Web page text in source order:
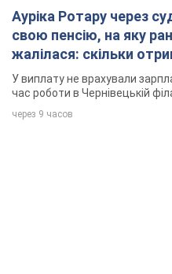
Ауріка Ротару через
свою пенсію, на яку
жалілася: скільки
співачка
У виплату не врахували
час роботи в Чернівецькій
через 9 часов